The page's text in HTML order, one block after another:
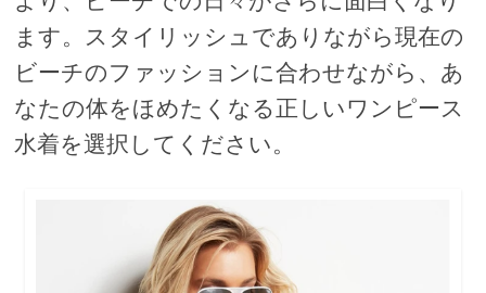
ます。スタイリッシュでありながら現在の
ビーチのファッションに合わせながら、あ
なたの体をほめたくなる正しいワンピース
水着を選択してください。